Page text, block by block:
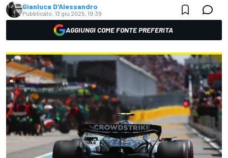
Gianluca D'Alessandro
Pubblicato: 13 giu 2025, 19:39
AGGIUNGI COME FONTE PREFERITA